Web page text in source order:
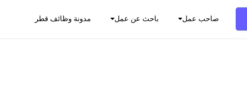
مدونة وظائف قطر باحث عن عمل صاحب عمل